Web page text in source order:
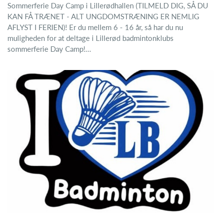
Sommerferie Day Camp i Lillerødhallen (TILMELD DIG, SÅ DU
KAN FÅ TRÆNET - ALT UNGDOMSTRÆNING ER NEMLIG
AFLYST I FERIEN)! Er du mellem 6 - 16 år, så har du nu
muligheden for at deltage i Lillerød badmintonklubs
sommerferie Day Camp!...